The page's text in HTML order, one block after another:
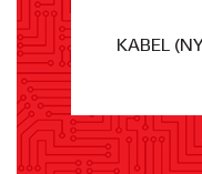
KABEL